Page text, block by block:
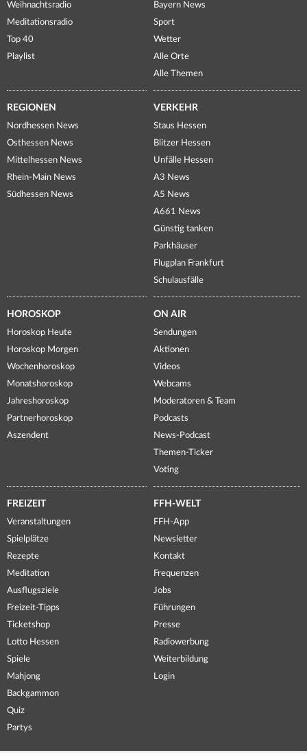
Weihnachtsradio
Meditationsradio
Top 40
Playlist
Bayern News
Sport
Wetter
Alle Orte
Alle Themen
REGIONEN
Nordhessen News
Osthessen News
Mittelhessen News
Rhein-Main News
Südhessen News
VERKEHR
Staus Hessen
Blitzer Hessen
Unfälle Hessen
A3 News
A5 News
A661 News
Günstig tanken
Parkhäuser
Flugplan Frankfurt
Schulausfälle
HOROSKOP
Horoskop Heute
Horoskop Morgen
Wochenhoroskop
Monatshoroskop
Jahreshoroskop
Partnerhoroskop
Aszendent
ON AIR
Sendungen
Aktionen
Videos
Webcams
Moderatoren & Team
Podcasts
News-Podcast
Themen-Ticker
Voting
FREIZEIT
Veranstaltungen
Spielplätze
Rezepte
Meditation
Ausflugsziele
Freizeit-Tipps
Ticketshop
Lotto Hessen
Spiele
Mahjong
Backgammon
Quiz
Partys
FFH-WELT
FFH-App
Newsletter
Kontakt
Frequenzen
Jobs
Führungen
Presse
Radiowerbung
Weiterbildung
Login